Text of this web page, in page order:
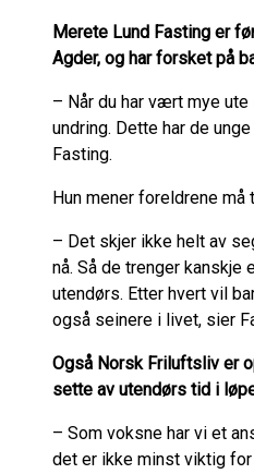
Merete Lund Fasting er
Agder, og har forsket på
– Når du har vært mye
undring. Dette har de
Fasting.
Hun mener foreldrene må
– Det skjer ikke helt av
nå. Så de trenger
utendørs. Etter hvert vil
også seinere i livet, sier
Også Norsk Friluftsliv er
sette av utendørs tid i
– Som voksne har vi et
det er ikke minst viktig